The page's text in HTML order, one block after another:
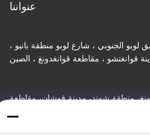
عنواننا
واحد، لا35، طريق لوبو الجنوبي ، شارع لوبو منطقة بانيو ،
قوانغتشو ، مقاطعة قوانغدونغ ، الصين
منطقة شوند، مدينة فوشان، مقاطعة